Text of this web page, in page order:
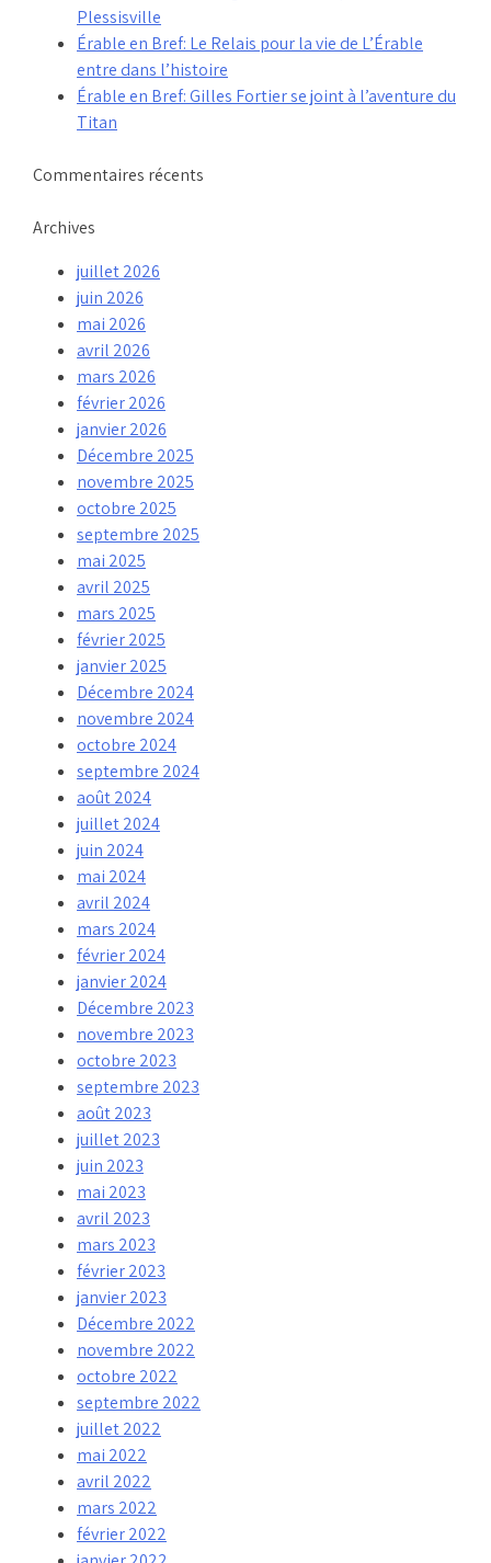
Plessisville
Érable en Bref: Le Relais pour la vie de L’Érable
entre dans l’histoire
Érable en Bref: Gilles Fortier se joint à l’aventure du
Titan
Commentaires récents
Archives
juillet 2026
juin 2026
mai 2026
avril 2026
mars 2026
février 2026
janvier 2026
Décembre 2025
novembre 2025
octobre 2025
septembre 2025
mai 2025
avril 2025
mars 2025
février 2025
janvier 2025
Décembre 2024
novembre 2024
octobre 2024
septembre 2024
août 2024
juillet 2024
juin 2024
mai 2024
avril 2024
mars 2024
février 2024
janvier 2024
Décembre 2023
novembre 2023
octobre 2023
septembre 2023
août 2023
juillet 2023
juin 2023
mai 2023
avril 2023
mars 2023
février 2023
janvier 2023
Décembre 2022
novembre 2022
octobre 2022
septembre 2022
juillet 2022
mai 2022
avril 2022
mars 2022
février 2022